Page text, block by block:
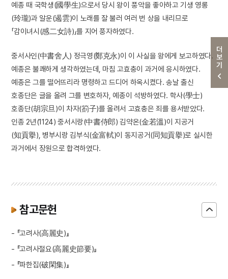
더보기
예종 때 국학생(國學生)으로서 당시 왕이 풍악을 좋아하고 기생 영롱
(玲瓏)과 알운(遏雲)이 노래를 잘 불러 여러 번 상을 내리므로
「감이녀시(感二女詩)」를 지어 풍자하였다.
중서사인(中書舍人) 정극영(鄭克永)이 이 사실을 왕에게 보고하였다.
예종은 불쾌하게 생각하였는데, 마침 고효충이 과거에 응시하였다.
예종은 그를 떨어뜨리라 명령하고 드디어 하옥시켰다. 송날 출신
호종단은 글을 올려 그를 변호하자, 예종이 석방하였다. 학사(學士)
호종단(胡宗旦)이 차자(箚子)를 올려서 고효충은 죄를 용서받았다.
인종 2년(1124) 중서시랑(中書侍郎) 김약온(金若溫)이 지공거
(知貢擧), 병부시랑 김부식(金富軾)이 동지공거(同知貢擧)로 실시한
과거에서 장원으로 합격하였다.
참고문헌
- 『고려사(高麗史)』
- 『고려사절요(高麗史節要)』
- 『파한집(破閑集)』